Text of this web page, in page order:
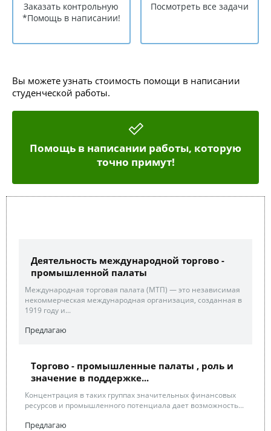
Заказать контрольную
*Помощь в написании!
Посмотреть все задачи
Вы можете узнать стоимость помощи в написании
студенческой работы.
Помощь в написании работы, которую
точно примут!
Деятельность международной торгово -
промышленной палаты
Международная торговая палата (МТП) — это независимая
некоммерческая международная организация, созданная в
1919 году и...
Предлагаю
Торгово - промышленные палаты , роль и
значение в поддержке...
Концентрация в таких группах значительных финансовых
ресурсов и промышленного потенциала дает возможность...
Предлагаю